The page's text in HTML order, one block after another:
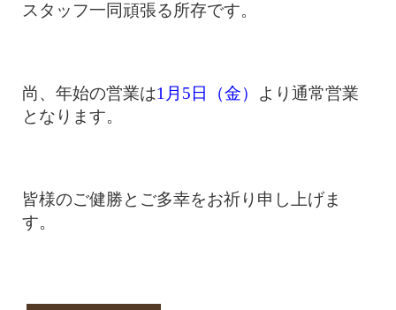
スタッフ一同頑張る所存です。
尚、年始の営業は1月5日（金） より通常営業
となります。
皆様のご健勝とご多幸をお祈り申し上げま
す。